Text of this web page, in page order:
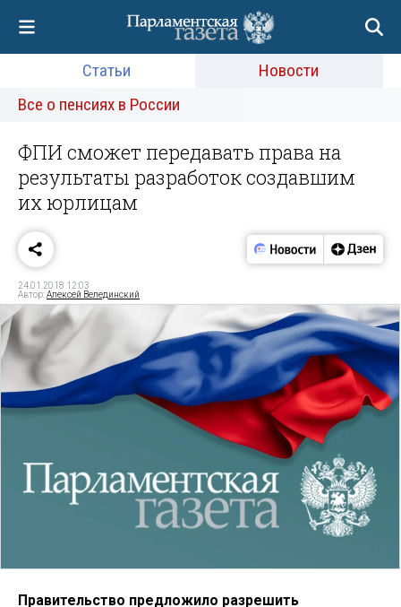
Статьи
Новости
Все о пенсиях в России
ФПИ сможет передавать права на
результаты разработок создавшим
их юрлицам
24.01.2018 12:03
Автор:Алексей Велединский
Правительство предложило разрешить